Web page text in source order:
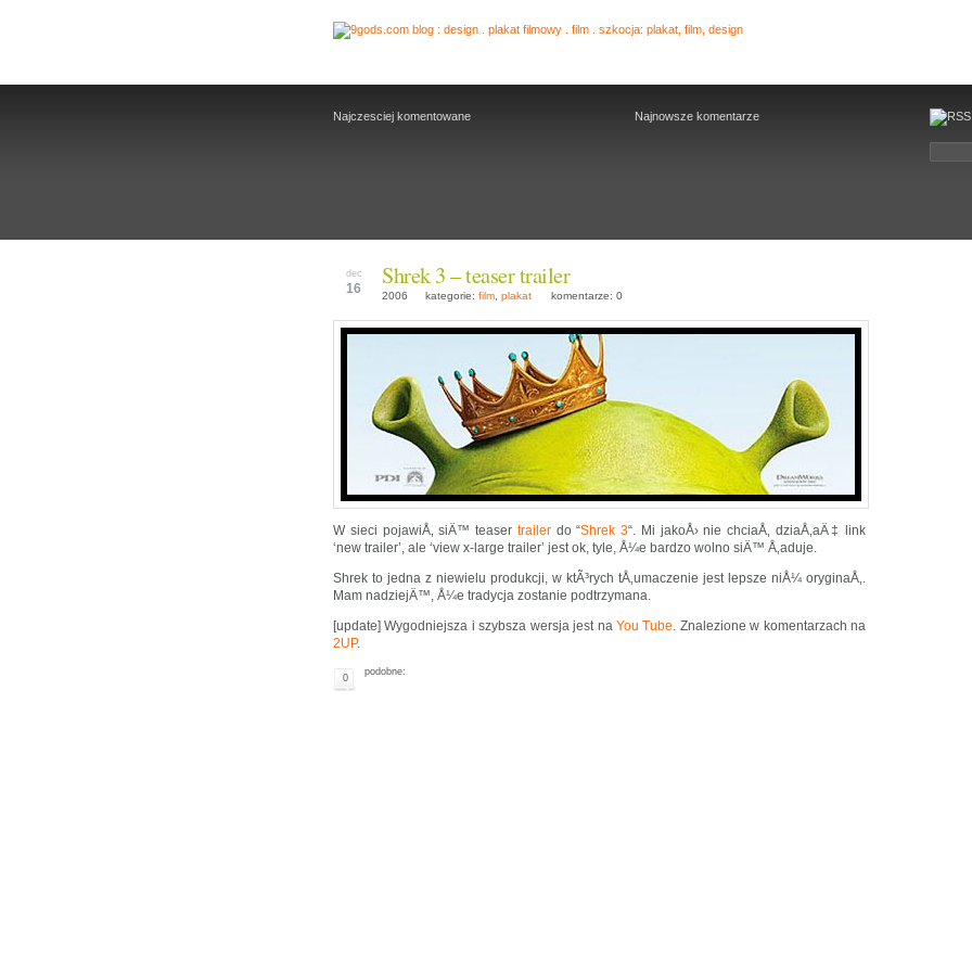
Najczesciej komentowane Najnowsze komentarze
dec
16 Shrek 3 – teaser trailer
2006 kategorie: film plakat komentarze: 0
W sieci pojawiÅ‚ siÄ™ teaser trailerdo “Shrek 3“. Mi jakoÅ› nie chciaÅ‚ dziaÅ‚aÄ‡ link
‘new trailer’, ale ‘view x-large trailer’ jest ok, tyle, Å¼e bardzo wolno siÄ™ Å‚aduje.
Shrek to jedna z niewielu produkcji, w ktÃ³rych tÅ‚umaczenie jest lepsze niÅ¼ oryginaÅ‚.
Mam nadziejÄ™, Å¼e tradycja zostanie podtrzymana.
[update] Wygodniejsza i szybsza wersja jest na You Tube. Znalezione w komentarzach na
2UP.
0
podobne: